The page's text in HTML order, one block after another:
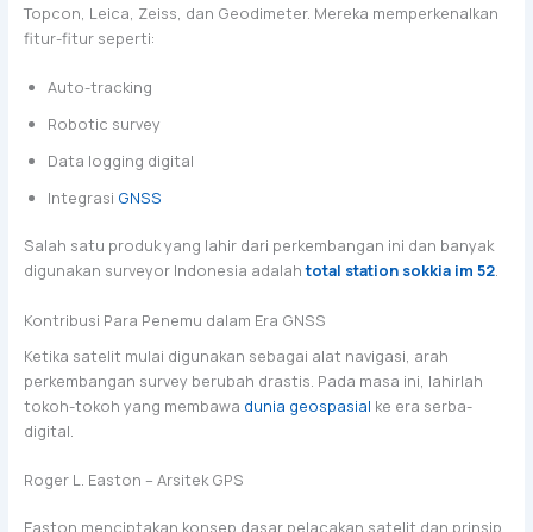
Topcon, Leica, Zeiss, dan Geodimeter. Mereka memperkenalkan
fitur-fitur seperti:
Auto-tracking
Robotic survey
Data logging digital
Integrasi GNSS
Salah satu produk yang lahir dari perkembangan ini dan banyak
digunakan surveyor Indonesia adalahtotal station sokkia im 52.
Kontribusi Para Penemu dalam Era GNSS
Ketika satelit mulai digunakan sebagai alat navigasi, arah
perkembangan survey berubah drastis. Pada masa ini, lahirlah
tokoh-tokoh yang membawa dunia geospasial ke era serba-
digital.
Roger L. Easton – Arsitek GPS
Easton menciptakan konsep dasar pelacakan satelit dan prinsip